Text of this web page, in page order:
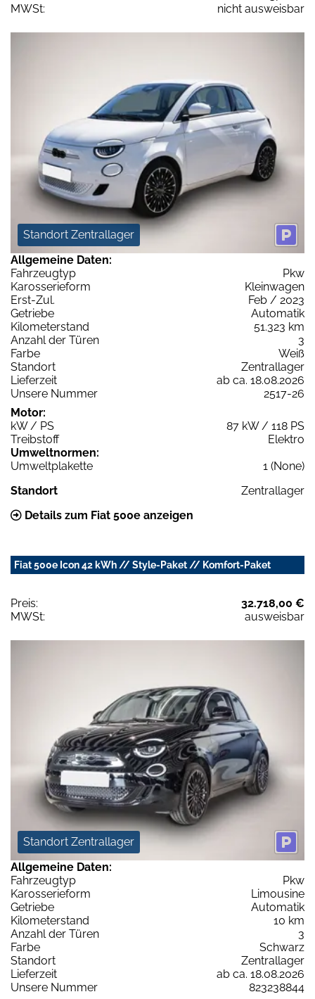
MWSt:
nicht ausweisbar
Standort Zentrallager
Allgemeine Daten:
Fahrzeugtyp
Pkw
Karosserieform
Kleinwagen
Erst-Zul.
Feb / 2023
Getriebe
Automatik
Kilometerstand
51.323 km
Anzahl der Türen
3
Farbe
Weiß
Standort
Zentrallager
Lieferzeit
ab ca. 18.08.2026
Unsere Nummer
2517-26
Motor:
kW / PS
87 kW / 118 PS
Treibstoff
Elektro
Umweltnormen:
Umweltplakette
1 (None)
Standort
Zentrallager
Details zum Fiat 500e anzeigen
Fiat 500e Icon 42 kWh // Style-Paket // Komfort-Paket
Preis:
32.718,00 €
MWSt:
ausweisbar
Standort Zentrallager
Allgemeine Daten:
Fahrzeugtyp
Pkw
Karosserieform
Limousine
Getriebe
Automatik
Kilometerstand
10 km
Anzahl der Türen
3
Farbe
Schwarz
Standort
Zentrallager
Lieferzeit
ab ca. 18.08.2026
Unsere Nummer
823238844